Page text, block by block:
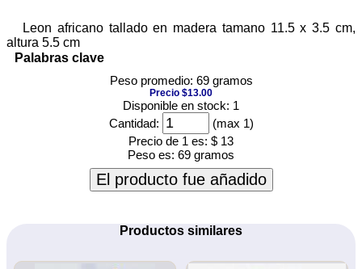
Leon africano tallado en madera tamano 11.5 x 3.5 cm,
altura 5.5 cm
Palabras clave
Peso promedio: 69 gramos
Precio $13.00
Disponible en stock: 1
Cantidad:
(max 1)
Precio de 1 es: $ 13
Peso es: 69 gramos
El producto fue añadido
Productos similares